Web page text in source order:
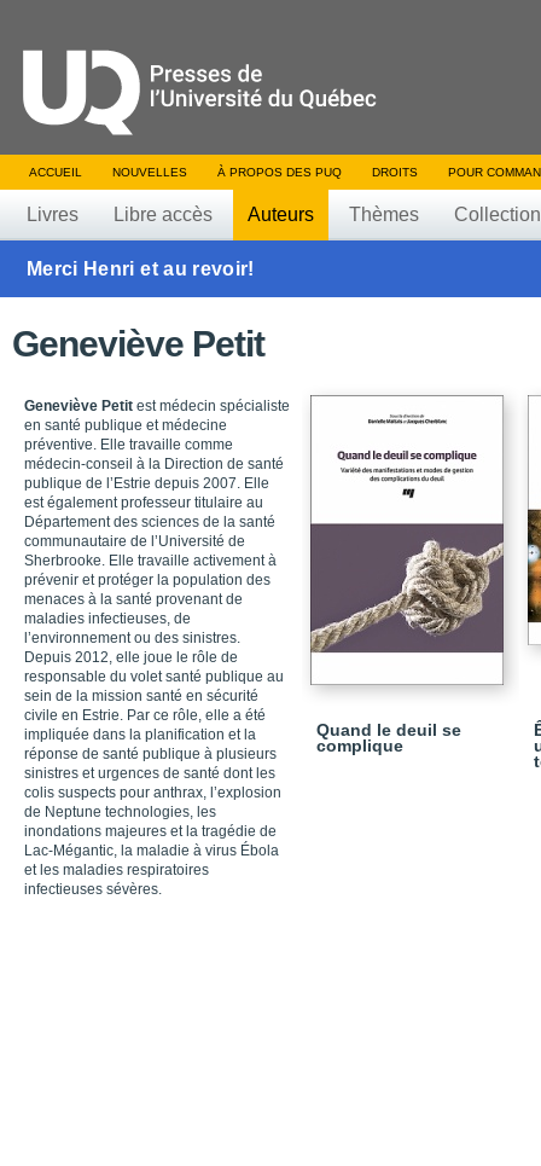
ACCUEIL NOUVELLES À PROPOS DES PUQ DROITS POUR
Livres Libre accès Auteurs Thèmes
Merci Henri et au revoir!
Geneviève Petit
Geneviève Petit est médecin spécialiste
en santé publique et médecine
préventive. Elle travaille comme
médecin-conseil à la Direction de santé
publique de l’Estrie depuis 2007. Elle
est également professeur titulaire au
Département des sciences de la santé
communautaire de l’Université de
Sherbrooke. Elle travaille activement à
prévenir et protéger la population des
menaces à la santé provenant de
maladies infectieuses, de
l’environnement ou des sinistres.
Depuis 2012, elle joue le rôle de
responsable du volet santé publique au
sein de la mission santé en sécurité
civile en Estrie. Par ce rôle, elle a été
impliquée dans la planification et la
réponse de santé publique à plusieurs
sinistres et urgences de santé dont les
colis suspects pour anthrax, l’explosion
de Neptune technologies, les
inondations majeures et la tragédie de
Lac-Mégantic, la maladie à virus Ébola
et les maladies respiratoires
infectieuses sévères.
Quand le deuil se
complique